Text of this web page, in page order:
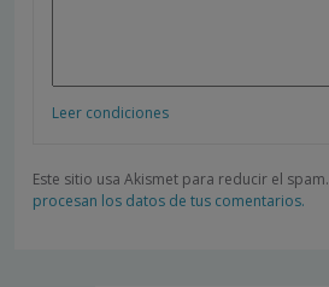
Leer condiciones
Este sitio usa Akismet para reducir el spam.
procesan los datos de tus comentarios.